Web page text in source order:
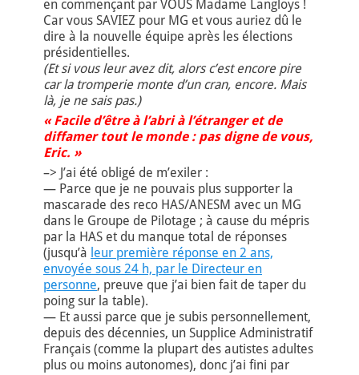
en commençant par VOUS Madame Langloys !
Car vous SAVIEZ pour MG et vous auriez dû le
dire à la nouvelle équipe après les élections
présidentielles.
(Et si vous leur avez dit, alors c’est encore pire
car la tromperie monte d’un cran, encore. Mais
là, je ne sais pas.)
« Facile d’être à l’abri à l’étranger et de
diffamer tout le monde : pas digne de vous,
Eric. »
–> J’ai été obligé de m’exiler :
— Parce que je ne pouvais plus supporter la
mascarade des reco HAS/ANESM avec un MG
dans le Groupe de Pilotage ; à cause du mépris
par la HAS et du manque total de réponses
(jusqu’à leur première réponse en 2 ans,
envoyée sous 24 h, par le Directeur en
personne, preuve que j’ai bien fait de taper du
poing sur la table).
— Et aussi parce que je subis personnellement,
depuis des décennies, un Supplice Administratif
Français (comme la plupart des autistes adultes
plus ou moins autonomes), donc j’ai fini par